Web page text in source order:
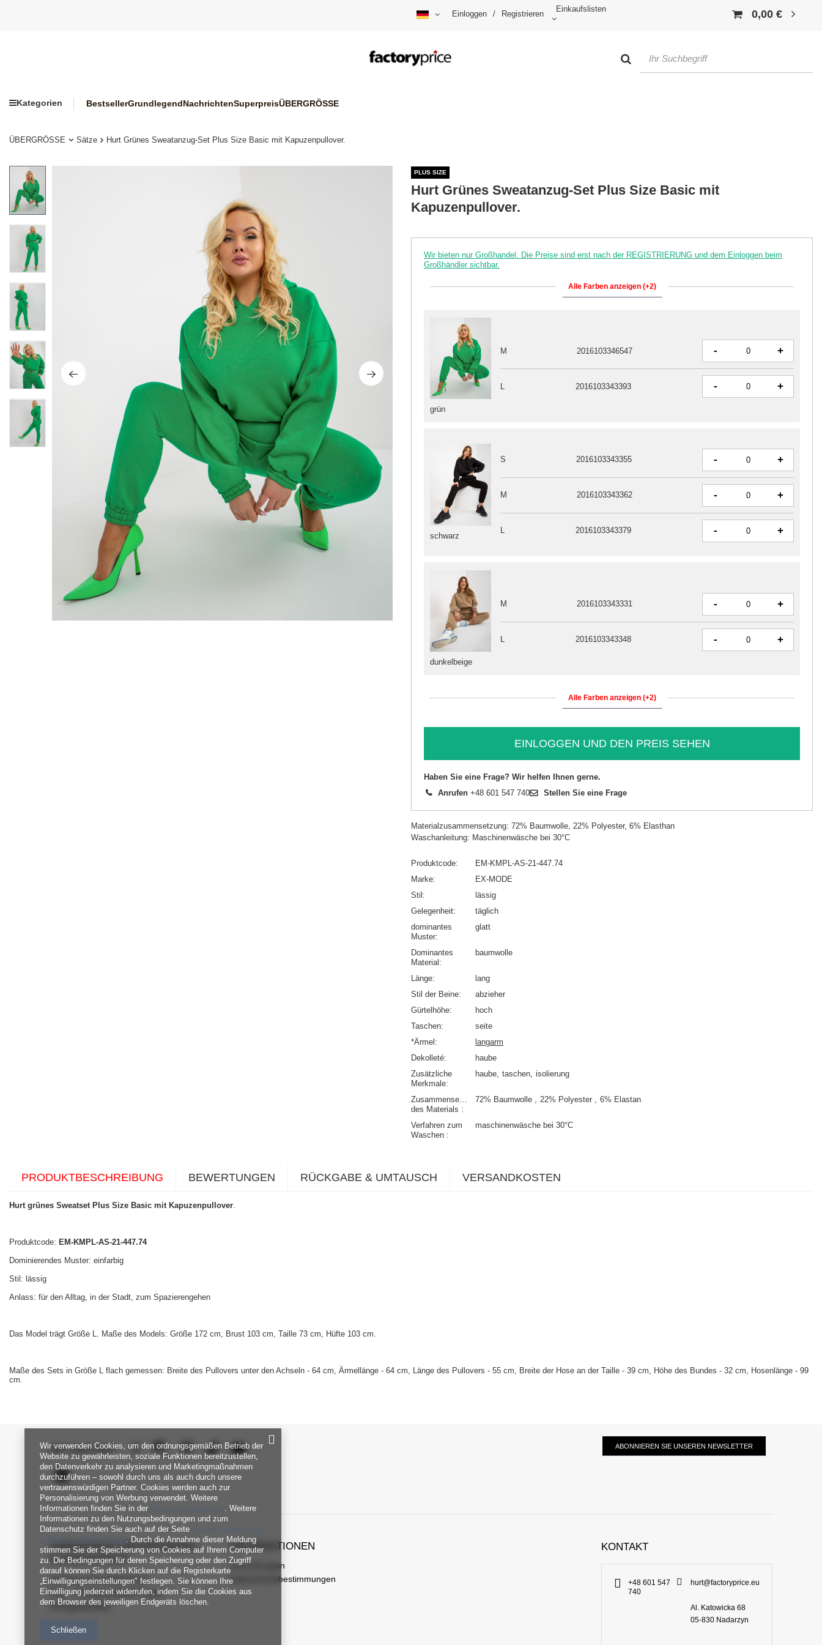
Einloggen / Registrieren
Einkaufslisten 0,00 €
Kategorien BestsellerGrundlegendNachrichtenSuperpreisÜBERGRÖSSE
ÜBERGRÖSSE Sätze Hurt Grünes Sweatanzug-Set Plus Size Basic mit Kapuzenpullover.
PLUS SIZE
Hurt Grünes Sweatanzug-Set Plus Size Basic mit
Kapuzenpullover.
Wir bieten nur Großhandel. Die Preise sind erst nach der REGISTRIERUNG und dem Einloggen beim
Großhändler sichtbar.
Alle Farben anzeigen (+2)
schwarz
S 2016103343355 - +
M 2016103343362 - +
L 2016103343379 - +
dunkelbeige
M 2016103343331 - +
L 2016103343348 - +
grün
M 2016103346547 - +
L 2016103343393 - +
Alle Farben anzeigen (+2)
EINLOGGEN UND DEN PREIS SEHEN
Haben Sie eine Frage? Wir helfen Ihnen gerne.
Anrufen +48 601 547 740 Stellen Sie eine Frage
Materialzusammensetzung: 72% Baumwolle, 22% Polyester, 6% Elasthan
Waschanleitung: Maschinenwäsche bei 30°C
Produktcode
EM-KMPL-AS-21-447.74
Marke
EX-MODE
Stil
lässig
Gelegenheit
täglich
dominantes
Muster
glatt
Dominantes
Material
baumwolle
Länge
lang
Stil der Beine
abzieher
Gürtelhöhe
hoch
Taschen
seite
*Ärmel
langarm
Dekolleté
haube
Zusätzliche
Merkmale
haube taschen isolierung
Zusammensetzung
des Materials
72% Baumwolle 22% Polyester 6% Elastan
Verfahren zum
Waschen
maschinenwäsche bei 30°C
PRODUKTBESCHREIBUNG BEWERTUNGEN RÜCKGABE & UMTAUSCH VERSANDKOSTEN
Hurt grünes Sweatset Plus Size Basic mit Kapuzenpullover.
Produktcode: EM-KMPL-AS-21-447.74
Dominierendes Muster: einfarbig
Stil: lässig
Anlass: für den Alltag, in der Stadt, zum Spazierengehen
Das Model trägt Größe L. Maße des Models: Größe 172 cm, Brust 103 cm, Taille 73 cm, Hüfte 103 cm.
Maße des Sets in Größe L flach gemessen: Breite des Pullovers unter den Achseln - 64 cm, Ärmellänge - 64 cm, Länge des Pullovers - 55 cm, Breite der Hose an der Taille - 39 cm, Höhe des Bundes - 32 cm, Hosenlänge - 99
cm.
SEI UNS NAH ABONNIEREN SIE UNSEREN NEWSLETTER
FABRIKPREIS-GROSSHANDEL-K
UNDENDIENST
Zahlung und Lieferkosten
FAQ - Häufig gestellte Fragen
Rückgabepolitik
INFORMATIONEN
Verordnungen
Datenschutzbestimmungen
KONTAKT
+48 601 547
740
hurt@factoryprice.eu
Al. Katowicka 68
05-830 Nadarzyn
Wir verwenden Cookies, um den ordnungsgemäßen Betrieb der
Website zu gewährleisten, soziale Funktionen bereitzustellen,
den Datenverkehr zu analysieren und Marketingmaßnahmen
durchzuführen – sowohl durch uns als auch durch unsere
vertrauenswürdigen Partner. Cookies werden auch zur
Personalisierung von Werbung verwendet. Weitere
Informationen finden Sie in der
. Weitere
Informationen zu den Nutzungsbedingungen und zum
Datenschutz finden Sie auch auf der Seite
& Nutzungsbedingungen . Durch die Annahme dieser Meldung
stimmen Sie der Speicherung von Cookies auf Ihrem Computer
zu. Die Bedingungen für deren Speicherung oder den Zugriff
darauf können Sie durch Klicken auf die Registerkarte
„Einwilligungseinstellungen" festlegen. Sie können Ihre
Einwilligung jederzeit widerrufen, indem Sie die Cookies aus
dem Browser des jeweiligen Endgeräts löschen.
Schließen